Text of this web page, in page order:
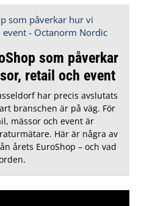
som påverkar
retail och event
har precis avslutats
branschen är på väg. För
mässor och event är
Här är några av
årets EuroShop – och vad